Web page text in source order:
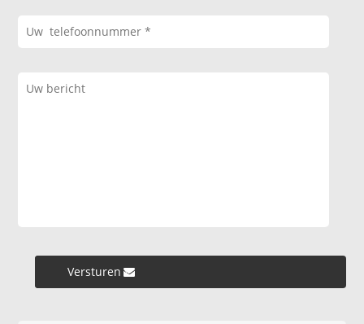
Versturen »